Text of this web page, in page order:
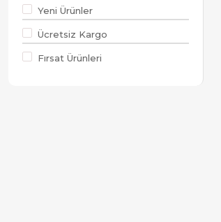
Oem
Philips
Yeni Ürünler
Ücretsiz Kargo
Fırsat Ürünleri